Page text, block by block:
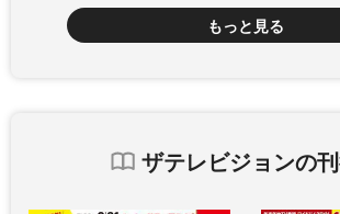
もっと見る
ザテレビジョンの